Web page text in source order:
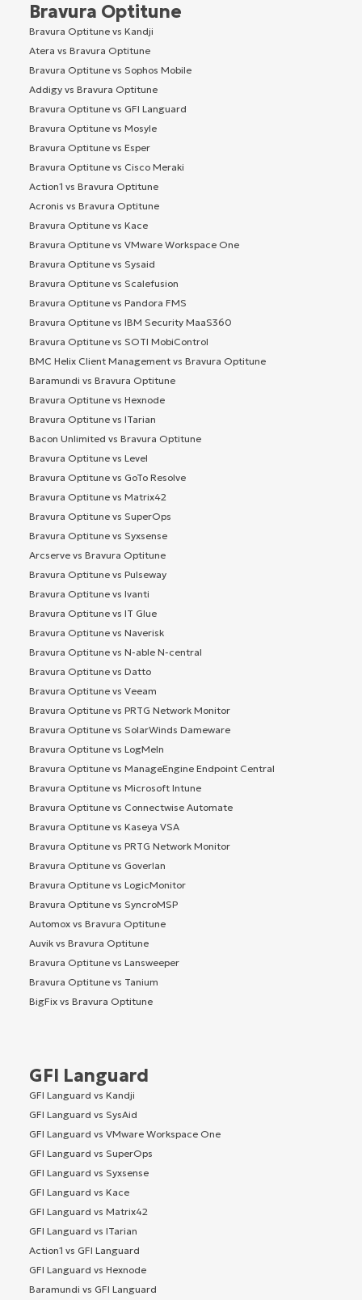
Bravura Optitune
Bravura Optitune vs Kandji
Atera vs Bravura Optitune
Bravura Optitune vs Sophos Mobile
Addigy vs Bravura Optitune
Bravura Optitune vs GFI Languard
Bravura Optitune vs Mosyle
Bravura Optitune vs Esper
Bravura Optitune vs Cisco Meraki
Action1 vs Bravura Optitune
Acronis vs Bravura Optitune
Bravura Optitune vs Kace
Bravura Optitune vs VMware Workspace One
Bravura Optitune vs Sysaid
Bravura Optitune vs Scalefusion
Bravura Optitune vs Pandora FMS
Bravura Optitune vs IBM Security MaaS360
Bravura Optitune vs SOTI MobiControl
BMC Helix Client Management vs Bravura Optitune
Baramundi vs Bravura Optitune
Bravura Optitune vs Hexnode
Bravura Optitune vs ITarian
Bacon Unlimited vs Bravura Optitune
Bravura Optitune vs Level
Bravura Optitune vs GoTo Resolve
Bravura Optitune vs Matrix42
Bravura Optitune vs SuperOps
Bravura Optitune vs Syxsense
Arcserve vs Bravura Optitune
Bravura Optitune vs Pulseway
Bravura Optitune vs Ivanti
Bravura Optitune vs IT Glue
Bravura Optitune vs Naverisk
Bravura Optitune vs N-able N-central
Bravura Optitune vs Datto
Bravura Optitune vs Veeam
Bravura Optitune vs PRTG Network Monitor
Bravura Optitune vs SolarWinds Dameware
Bravura Optitune vs LogMeIn
Bravura Optitune vs ManageEngine Endpoint Central
Bravura Optitune vs Microsoft Intune
Bravura Optitune vs Connectwise Automate
Bravura Optitune vs Kaseya VSA
Bravura Optitune vs PRTG Network Monitor
Bravura Optitune vs Goverlan
Bravura Optitune vs LogicMonitor
Bravura Optitune vs SyncroMSP
Automox vs Bravura Optitune
Auvik vs Bravura Optitune
Bravura Optitune vs Lansweeper
Bravura Optitune vs Tanium
BigFix vs Bravura Optitune
GFI Languard
GFI Languard vs Kandji
GFI Languard vs SysAid
GFI Languard vs VMware Workspace One
GFI Languard vs SuperOps
GFI Languard vs Syxsense
GFI Languard vs Kace
GFI Languard vs Matrix42
GFI Languard vs ITarian
Action1 vs GFI Languard
GFI Languard vs Hexnode
Baramundi vs GFI Languard